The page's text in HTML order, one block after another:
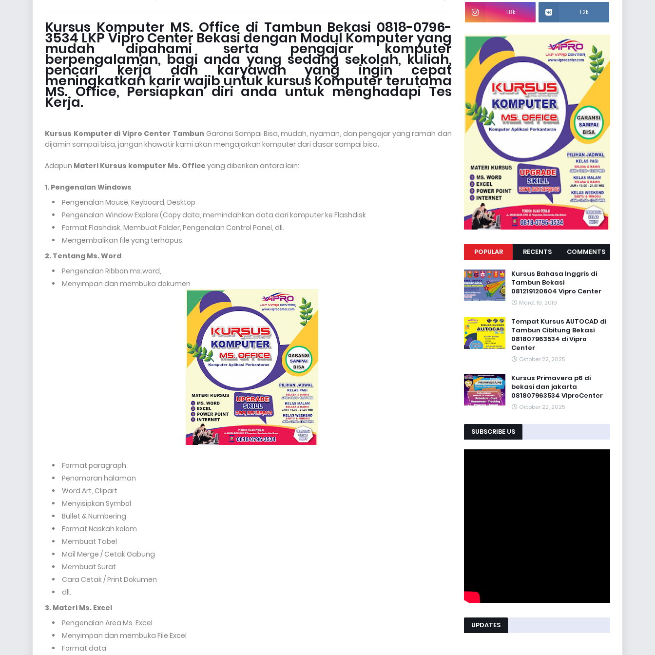
Kursus Komputer MS. Office di Tambun Bekasi 0818-0796-
3534 LKP Vipro Center Bekasi dengan Modul Komputer yang
mudah dipahami serta pengajar komputer
berpengalaman, bagi anda yang sedang sekolah, kuliah,
pencari kerja dan karyawan yang ingin cepat
meningkatkan karir wajib untuk kursus Komputer terutama
MS. Office, Persiapkan diri anda untuk menghadapi Tes
Kerja.
Kursus Komputer di Vipro Center Tambun Garansi Sampai Bisa, mudah, nyaman, dan pengajar yang ramah dan
dijamin sampai bisa, jangan khawatir kami akan mengajarkan komputer dari dasar sampai bisa.
Adapun Materi Kursus komputer Ms. Office yang diberikan antara lain:
1. Pengenalan Windows
Pengenalan Mouse, Keyboard, Desktop
Pengenalan Window Explore (Copy data, memindahkan data dari komputer ke Flashdisk
Format Flashdisk, Membuat Folder, Pengenalan Control Panel, dll.
Mengembalikan file yang terhapus.
2. Tentang Ms. Word
Pengenalan Ribbon ms.word,
Menyimpan dan membuka dokumen
Format paragraph
Penomoran halaman
Word Art, Clipart
Menyisipkan Symbol
Bullet & Numbering
Format Naskah kolom
Membuat Tabel
Mail Merge / Cetak Gabung
Membuat Surat
Cara Cetak / Print Dokumen
dll.
3. Materi Ms. Excel
Pengenalan Area Ms. Excel
Menyimpan dan membuka File Excel
Format data
1.8k 1.2k
POPULAR RECENTS COMMENTS
Kursus Bahasa Inggris di
Tambun Bekasi
081219120604 Vipro Center
Maret 19, 2019
Tempat Kursus AUTOCAD di
Tambun Cibitung Bekasi
081807963534 di Vipro
Center
Oktober 22, 2025
Kursus Primavera p6 di
bekasi dan jakarta
081807963534 ViproCenter
Oktober 22, 2025
SUBSCRIBE US
UPDATES